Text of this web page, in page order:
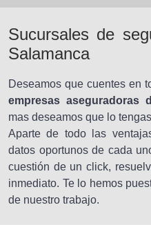
Sucursales de
Salamanca
Deseamos que cuentes en
empresas aseguradoras
mas deseamos que lo
Aparte de todo las
datos oportunos de cada
cuestión de un click,
inmediato. Te lo hemos
de nuestro trabajo.